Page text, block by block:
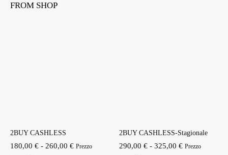
FROM SHOP
2BUY CASHLESS
180,00 € - 260,00 €Fascia
Prezzo
2BUY CASHLESS-Stagionale
290,00 € - 325,00 €Fascia
Prezzo